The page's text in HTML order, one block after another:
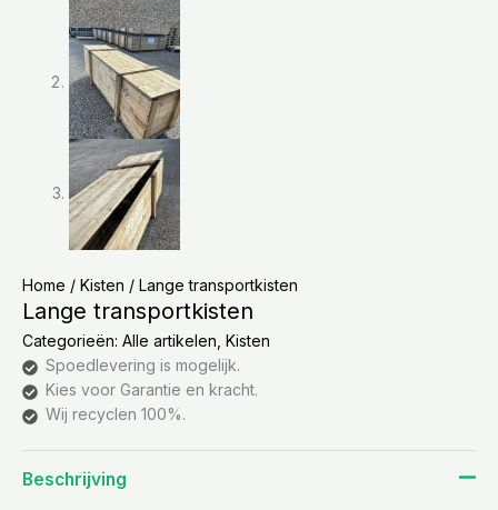
Home / Kisten / Lange transportkisten
Lange transportkisten
Categorieën: Alle artikelen Kisten
Spoedlevering is mogelijk.
Kies voor Garantie en kracht.
Wij recyclen 100%.
Beschrijving